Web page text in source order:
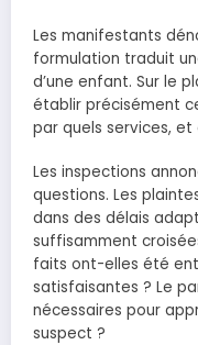
Les manifestants
formulation traduit
d’une enfant. Sur le
établir précisément
par quels services,
Les inspections
questions. Les
dans des délais
suffisamment
faits ont-elles été
satisfaisantes ? Le
nécessaires pour
suspect ?